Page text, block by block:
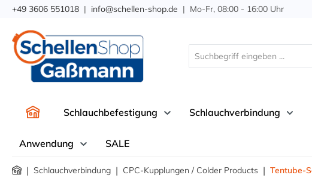
Zur Hauptnavigation springen
+49 3606 551018 | info@schellen-shop.de | Mo-Fr, 08:00 - 16:00 Uhr
Schlauchbefestigung Schlauchverbindung
Anwendung SALE
| Schlauchverbindung | CPC-Kupplungen / Colder Products | Tentube-